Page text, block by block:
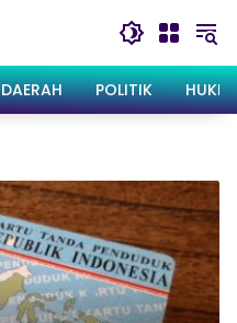
DAERAH POLITIK